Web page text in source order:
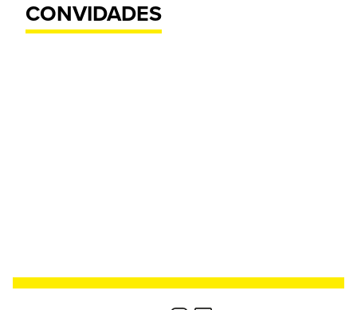
CONVIDADES